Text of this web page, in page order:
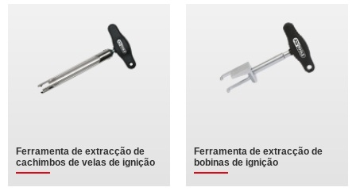
Ferramenta de extracção de
cachimbos de velas de ignição
Ferramenta de extracção de
bobinas de ignição